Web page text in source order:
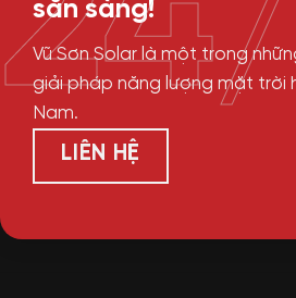
sẵn sàng!
Vũ Sơn Solar là một trong
giải pháp năng lượng mặt trời
Nam.
LIÊN HỆ